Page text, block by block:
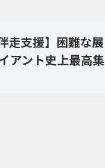
走支援】困難な展
アント史上最高集